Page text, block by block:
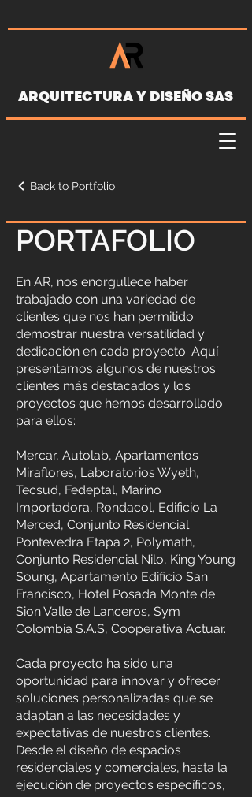
ARQUITECTURA Y DISEÑO SAS
Back to Portfolio
PORTAFOLIO
En AR, nos enorgullece haber
trabajado con una variedad de
clientes que nos han permitido
demostrar nuestra versatilidad y
dedicación en cada proyecto. Aquí
presentamos algunos de nuestros
clientes más destacados y los
proyectos que hemos desarrollado
para ellos:
Mercar, Autolab, Apartamentos
Miraflores, Laboratorios Wyeth,
Tecsud, Fedeptal, Marino
Importadora, Rondacol, Edificio La
Merced, Conjunto Residencial
Pontevedra Etapa 2, Polymath,
Conjunto Residencial Nilo, King Young
Soung, Apartamento Edificio San
Francisco, Hotel Posada Monte de
Sion Valle de Lanceros, Sym
Colombia S.A.S, Cooperativa Actuar.
Cada proyecto ha sido una
oportunidad para innovar y ofrecer
soluciones personalizadas que se
adaptan a las necesidades y
expectativas de nuestros clientes.
Desde el diseño de espacios
residenciales y comerciales, hasta la
ejecución de proyectos específicos,